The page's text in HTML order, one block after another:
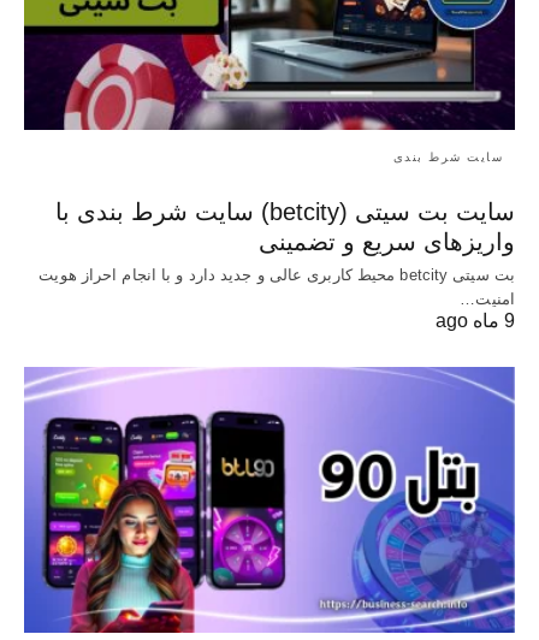
سایت شرط بندی
سایت بت سیتی (betcity) سایت شرط بندی با
واریزهای سریع و تضمینی
بت سیتی betcity محیط کاربری عالی و جدید دارد و با انجام احراز هویت
امنیت…
9 ماه ago